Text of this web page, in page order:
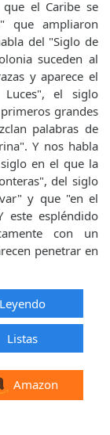
el Caribe se
que ampliaron
del "Siglo de
suceden al
y aparece el
el siglo
grandes
palabras de
Y nos habla
en el que la
del siglo
y que "en el
este espléndido
con un
penetrar en
Leyendo
Listas
Amazon